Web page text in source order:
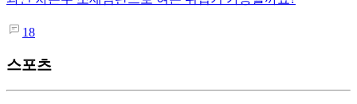
18
스포츠